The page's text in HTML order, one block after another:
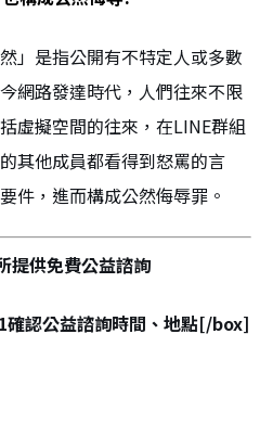
」是指公開有不特定人或多數
網路發達時代，人們往來不限
虛擬空間的往來，在LINE群組
其他成員都看得到怒罵的言
件，進而構成公然侮辱罪。
供免費公益諮詢
確認公益諮詢時間、地點[/box]